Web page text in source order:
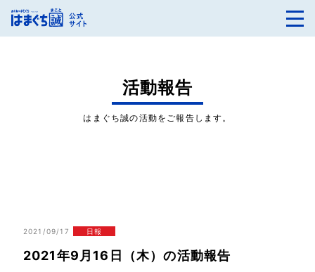
活動報告
はまぐち誠の活動をご報告します。
2021/09/17 日報
2021年9月16日（木）の活動報告